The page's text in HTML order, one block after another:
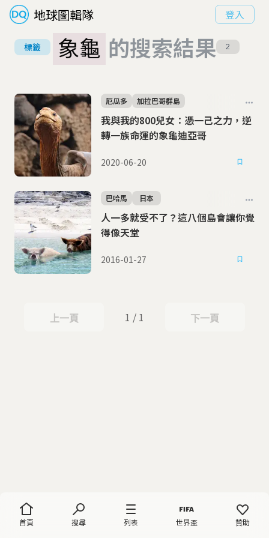
地球圖輯隊 登入
首頁 搜尋 列表 世界盃 贊助
標籤 象龜 的搜索結果 2
我與我的800兒女：憑一己之力，逆
轉一族命運的象龜迪亞哥
厄瓜多 加拉巴哥群島
2020-06-20
人一多就受不了？這八個島會讓你覺
得像天堂
巴哈馬 日本
2016-01-27
上一頁
上一頁 1 / 1 下一頁
下一頁